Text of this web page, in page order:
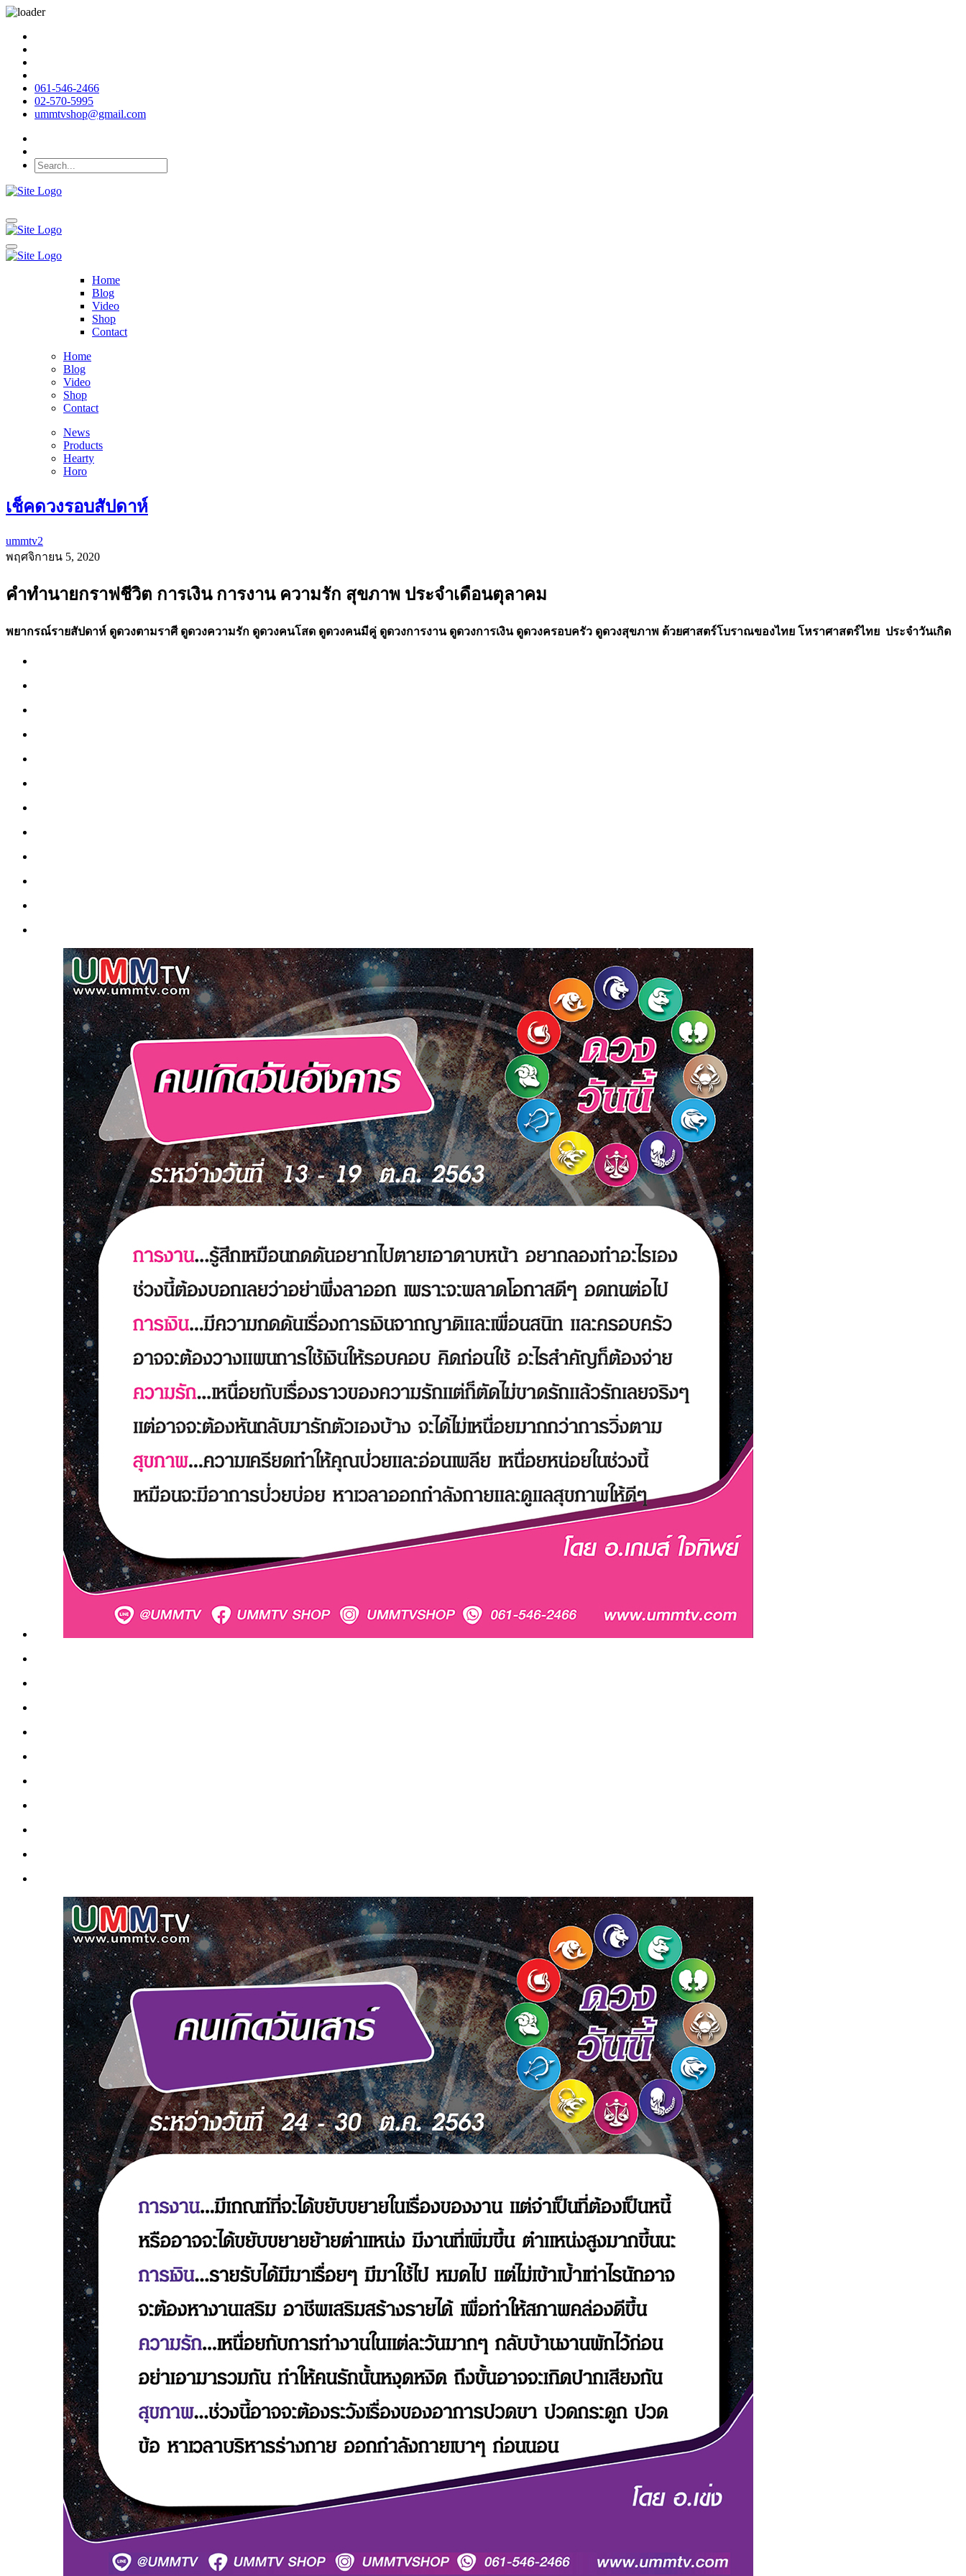
061-546-2466
02-570-5995
ummtvshop@gmail.com
Home
Blog
Video
Shop
Contact
Home
Blog
Video
Shop
Contact
News
Products
Hearty
Horo
เช็คดวงรอบสัปดาห์
ummtv2
พฤศจิกายน 5, 2020
คำทำนายกราฟชีวิต การเงิน การงาน ความรัก สุขภาพ ประจำเดือนตุลาคม
พยากรณ์รายสัปดาห์ ดูดวงตามราศี ดูดวงความรัก ดูดวงคนโสด ดูดวงคนมีคู่ ดูดวงการงาน ดูดวงการเงิน ดูดวงครอบครัว ดูดวงสุขภาพ ด้วยศาสตร์โบราณของไทย โหราศาสตร์ไทย ประจำวันเกิด